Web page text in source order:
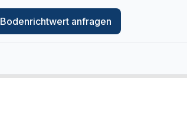
Bodenrichtwert anfragen